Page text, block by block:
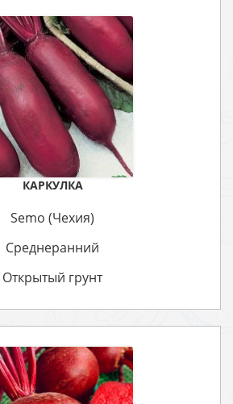
КАРКУЛКА
Semo (Чехия)
Среднеранний
Открытый грунт